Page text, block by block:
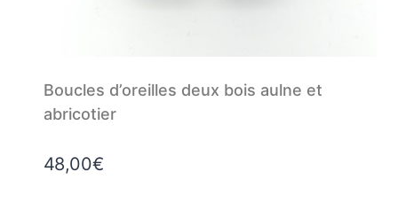
Boucles d’oreilles deux bois aulne et
abricotier
48,00€